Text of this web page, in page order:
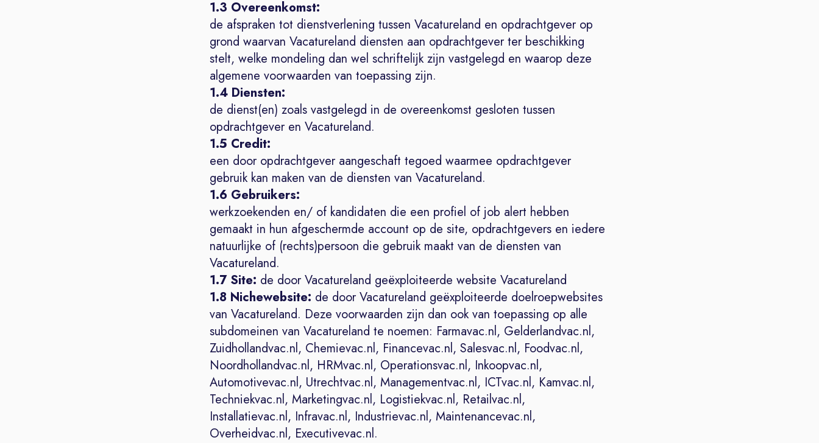
1.3 Overeenkomst:
de afspraken tot dienstverlening tussen Vacatureland en opdrachtgever op
grond waarvan Vacatureland diensten aan opdrachtgever ter beschikking
stelt, welke mondeling dan wel schriftelijk zijn vastgelegd en waarop deze
algemene voorwaarden van toepassing zijn.
1.4 Diensten:
de dienst(en) zoals vastgelegd in de overeenkomst gesloten tussen
opdrachtgever en Vacatureland.
1.5 Credit:
een door opdrachtgever aangeschaft tegoed waarmee opdrachtgever
gebruik kan maken van de diensten van Vacatureland.
1.6 Gebruikers:
werkzoekenden en/ of kandidaten die een profiel of job alert hebben
gemaakt in hun afgeschermde account op de site, opdrachtgevers en iedere
natuurlijke of (rechts)persoon die gebruik maakt van de diensten van
Vacatureland.
1.7 Site: de door Vacatureland geëxploiteerde website Vacatureland
1.8 Nichewebsite: de door Vacatureland geëxploiteerde doelroepwebsites
van Vacatureland. Deze voorwaarden zijn dan ook van toepassing op alle
subdomeinen van Vacatureland te noemen: Farmavac.nl, Gelderlandvac.nl,
Zuidhollandvac.nl, Chemievac.nl, Financevac.nl, Salesvac.nl, Foodvac.nl,
Noordhollandvac.nl, HRMvac.nl, Operationsvac.nl, Inkoopvac.nl,
Automotivevac.nl, Utrechtvac.nl, Managementvac.nl, ICTvac.nl, Kamvac.nl,
Techniekvac.nl, Marketingvac.nl, Logistiekvac.nl, Retailvac.nl,
Installatievac.nl, Infravac.nl, Industrievac.nl, Maintenancevac.nl,
Overheidvac.nl, Executivevac.nl.